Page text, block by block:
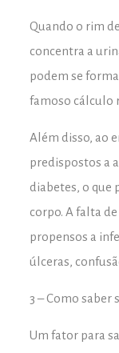
Quando o rim
concentra a
podem se
famoso cálculo
Além disso, ao
predispostos a
diabetes, o que
corpo. A falta
propensos a
úlceras,
3 – Como saber
Um fator para